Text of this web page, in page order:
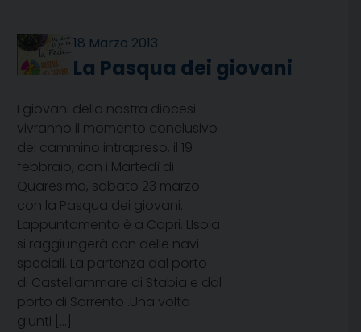
18 Marzo 2013
La Pasqua dei giovani
I giovani della nostra diocesi
vivranno il momento conclusivo
del cammino intrapreso, il 19
febbraio, con i Martedì di
Quaresima, sabato 23 marzo
con la Pasqua dei giovani.
Lappuntamento è a Capri. LIsola
si raggiungerà con delle navi
speciali. La partenza dal porto
di Castellammare di Stabia e dal
porto di Sorrento .Una volta
giunti […]